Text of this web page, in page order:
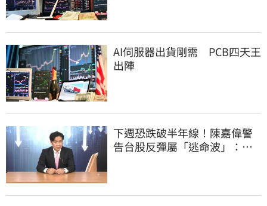
AI伺服器出貨剛需 PCB四天王
出陣
下週恐跌破半年線！陳嘉偉警
告台股反彈屬「逃命波」：空